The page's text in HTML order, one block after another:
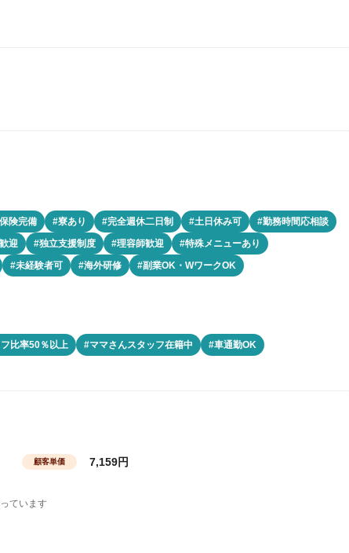
険完備 #寮あり #完全週休二日制 #土日休み可
#勤務時間応相談
迎 #独立支援制度 #理容師歓迎
#特殊メニューあり
#未経験者可 #海外研修
#副業OK・WワークOK
比率50％以上 #ママさんスタッフ在籍中
#車通勤OK
顧客単価 7,159円
ています